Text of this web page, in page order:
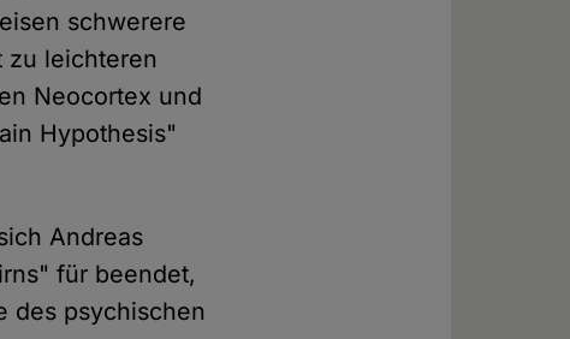
schwerere
zu leichteren
Neocortex und
Hypothesis"
Andreas
für beendet,
des psychischen